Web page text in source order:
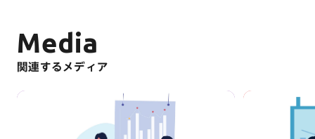
Media
関連するメディア